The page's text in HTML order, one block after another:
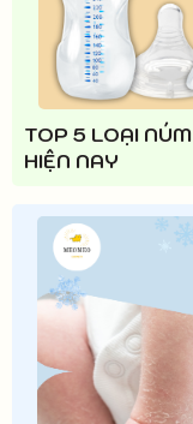
TOP 5 LOẠI
HIỆN NAY